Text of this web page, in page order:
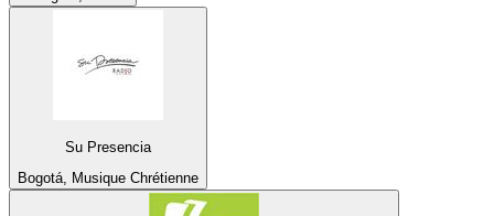
Su Presencia
Bogotá, Musique Chrétienne